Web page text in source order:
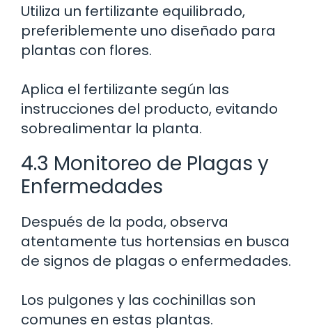
Utiliza un fertilizante equilibrado,
preferiblemente uno diseñado para
plantas con flores.
Aplica el fertilizante según las
instrucciones del producto, evitando
sobrealimentar la planta.
4.3 Monitoreo de Plagas y
Enfermedades
Después de la poda, observa
atentamente tus hortensias en busca
de signos de plagas o enfermedades.
Los pulgones y las cochinillas son
comunes en estas plantas.